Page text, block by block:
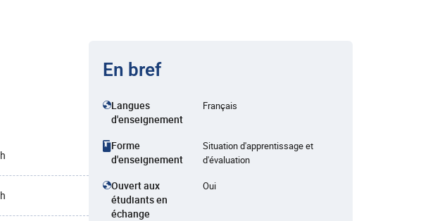
En bref
Langues
d'enseignement
Français
Forme
d'enseignement
Situation d'apprentissage et
d'évaluation
Ouvert aux
étudiants en
échange
Oui